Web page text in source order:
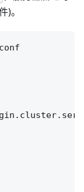
)。